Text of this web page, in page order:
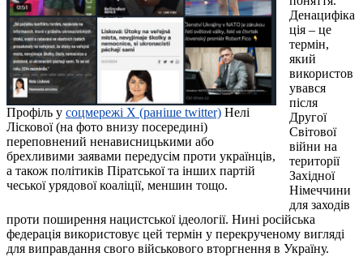
Профіль у соцмережі X (раніше twitter) Нелі
Ліскової (на фото внизу посередині)
переповнений ненависницькими або
брехливими заявами передусім проти українців,
а також політиків Піратської та інших партій
чеської урядової коаліції, меншин тощо.
Денацифіка
ція – це
термін,
який
використов
увався
після
Другої
Світової
війни на
території
Західної
Німеччини
для заходів
проти поширення нацистської ідеології. Нині російська
федерація використовує цей термін у перекрученому вигляді
для виправдання свого військового вторгнення в Україну.